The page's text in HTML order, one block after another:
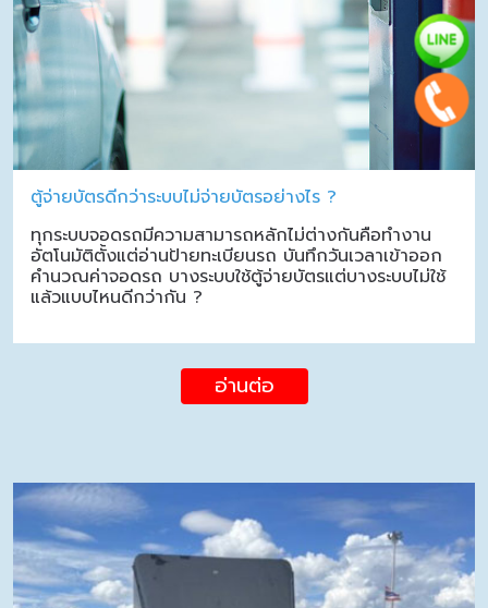
ตู้จ่ายบัตรดีกว่าระบบไม่จ่ายบัตรอย่างไร ?
ทุกระบบจอดรถมีความสามารถหลักไม่ต่างกันคือทำงาน
อัตโนมัติตั้งแต่อ่านป้ายทะเบียนรถ บันทึกวันเวลาเข้าออก
คำนวณค่าจอดรถ บางระบบใช้ตู้จ่ายบัตรแต่บางระบบไม่ใช้
แล้วแบบไหนดีกว่ากัน ?
อ่านต่อ